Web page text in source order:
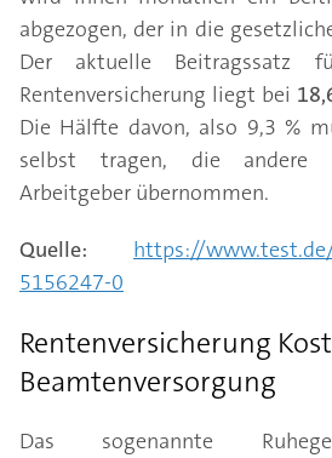
abgezogen, der in die
Der aktuelle Beitragssatz
Rentenversicherung liegt bei
Die Hälfte davon, also 9,3 %
selbst tragen, die
Arbeitgeber übernommen.
Quelle:
https://
5156247-0
Rentenversicherung
Beamtenversorgung
Das sogenannte